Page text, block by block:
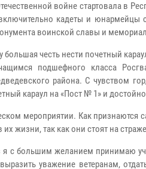
войне стартовала в
кадеты и юнармейцы
воинской славы и
большая честь нести почетный
подшефного класса
района. С чувством
караул на «Пост № 1» и
мероприятии. Как признаются
жизни, так как они стоят на
с большим желанием принимаю
уважение ветеранам,